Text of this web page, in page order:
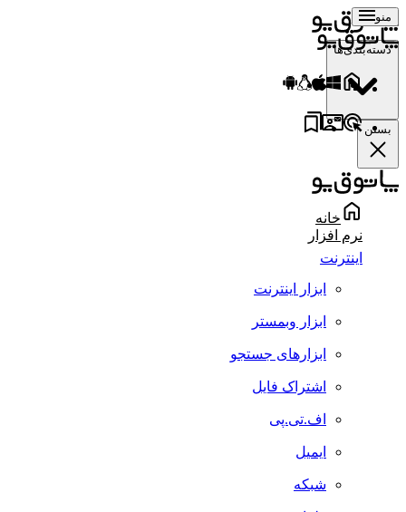
منو
دسته‌بندی‌ها
بستن
خانه
نرم افزار
اینترنت
ابزار اینترنت
ابزار وبمستر
ابزارهای جستجو
اشتراک فایل
اف.تی.پی
ایمیل
شبکه